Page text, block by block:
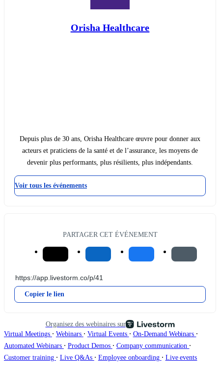
Orisha Healthcare
Depuis plus de 30 ans, Orisha Healthcare œuvre pour donner aux
acteurs et praticiens de la santé et de l’assurance, les moyens de
devenir plus performants, plus résilients, plus indépendants.
Voir tous les événements
PARTAGER CET ÉVÉNEMENT
Copier le lien
Organisez des webinaires sur
Virtual Meetings ∙ Webinars ∙ Virtual Events ∙ On-Demand Webinars ∙
Automated Webinars ∙ Product Demos ∙ Company communication ∙
Customer training ∙ Live Q&As ∙ Employee onboarding ∙ Live events